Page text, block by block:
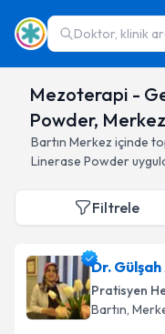
Doktor, klinik
Mezoterapi -
Powder,
Bartın Merkez içinde
Linerase Powder
Filtrele
Dr.
Pratisyen
Bartın,